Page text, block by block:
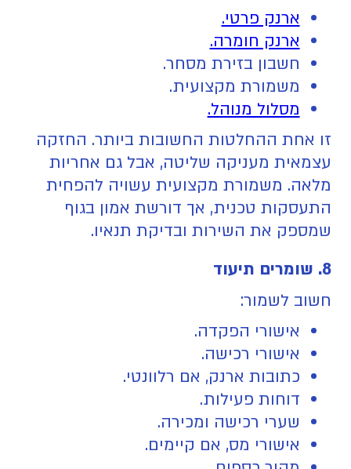
ארנק פרטי.
ארנק חומרה.
חשבון בזירת מסחר.
משמורת מקצועית.
מסלול מנוהל.
זו אחת ההחלטות החשובות ביותר. החזקה
עצמאית מעניקה שליטה, אבל גם אחריות
מלאה. משמורת מקצועית עשויה להפחית
התעסקות טכנית, אך דורשת אמון בגוף
שמספק את השירות ובדיקת תנאיו.
8. שומרים תיעוד
חשוב לשמור:
אישורי הפקדה.
אישורי רכישה.
כתובות ארנק, אם רלוונטי.
דוחות פעילות.
שערי רכישה ומכירה.
אישורי מס, אם קיימים.